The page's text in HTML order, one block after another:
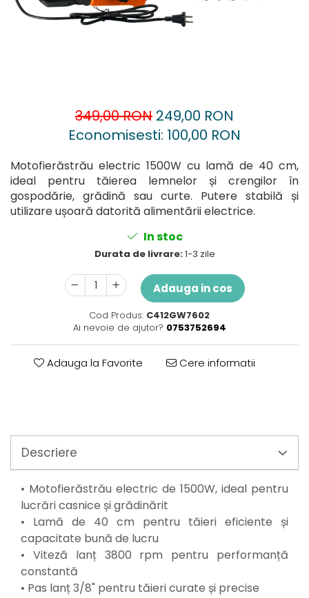
Accesorii pentru oberfreză
Mașini de șlefuit
Polizoare unghiulare
Capsatoare
Foarfece tablă
Foarfeci Grădină
Grătare Electrice
Grătare și accesorii
Instalații sanitare
Oale și vase de gătit
Pistol pentru vopsit
Prelungitoare
Accesorii rindele
Scule electrice
Accesorii pentru polizor
Accesorii scule electrice
Compresoare aer
Fierastrau sabie
Fierăstrău circular
349,00 RON 249,00 RON
Economisesti: 100,00 RON
Motofierăstrău electric 1500W cu lamă de 40 cm,
ideal pentru tăierea lemnelor și crengilor în
gospodărie, grădină sau curte. Putere stabilă și
utilizare ușoară datorită alimentării electrice.
In stoc
Durata de livrare:1-3 zile
Adauga in cos
Cod Produs: C412GW7602
Ai nevoie de ajutor? 0753752694
Adauga la Favorite Cere informatii
Descriere
• Motofierăstrău electric de 1500W, ideal pentru
lucrări casnice și grădinărit
• Lamă de 40 cm pentru tăieri eficiente și
capacitate bună de lucru
• Viteză lanț 3800 rpm pentru performanță
constantă
• Pas lanț 3/8" pentru tăieri curate și precise